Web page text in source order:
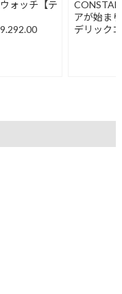
ォッチ【テ
アが始ま
デリック